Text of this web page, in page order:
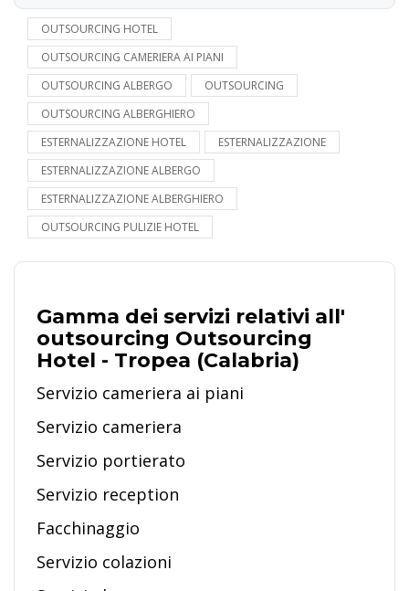
OUTSOURCING HOTEL
OUTSOURCING CAMERIERA AI PIANI
OUTSOURCING ALBERGO
OUTSOURCING
OUTSOURCING ALBERGHIERO
ESTERNALIZZAZIONE HOTEL
ESTERNALIZZAZIONE
ESTERNALIZZAZIONE ALBERGO
ESTERNALIZZAZIONE ALBERGHIERO
OUTSOURCING PULIZIE HOTEL
Gamma dei servizi relativi all'
outsourcing Outsourcing
Hotel - Tropea (Calabria)
Servizio cameriera ai piani
Servizio cameriera
Servizio portierato
Servizio reception
Facchinaggio
Servizio colazioni